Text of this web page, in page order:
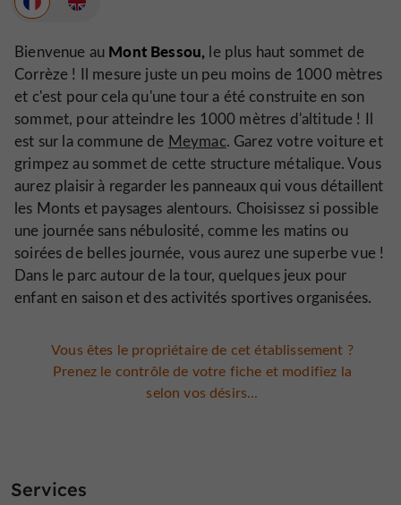
Bienvenue au Mont Bessou, le plus haut sommet de
Corrèze ! Il mesure juste un peu moins de 1000 mètres
et c'est pour cela qu'une tour a été construite en son
sommet, pour atteindre les 1000 mètres d'altitude ! Il
est sur la commune de Meymac. Garez votre voiture et
grimpez au sommet de cette structure métalique. Vous
aurez plaisir à regarder les panneaux qui vous détaillent
les Monts et paysages alentours. Choisissez si possible
une journée sans nébulosité, comme les matins ou
soirées de belles journée, vous aurez une superbe vue !
Dans le parc autour de la tour, quelques jeux pour
enfant en saison et des activités sportives organisées.
Vous êtes le propriétaire de cet établissement ?
Prenez le contrôle de votre fiche et modifiez la
selon vos désirs...
Services